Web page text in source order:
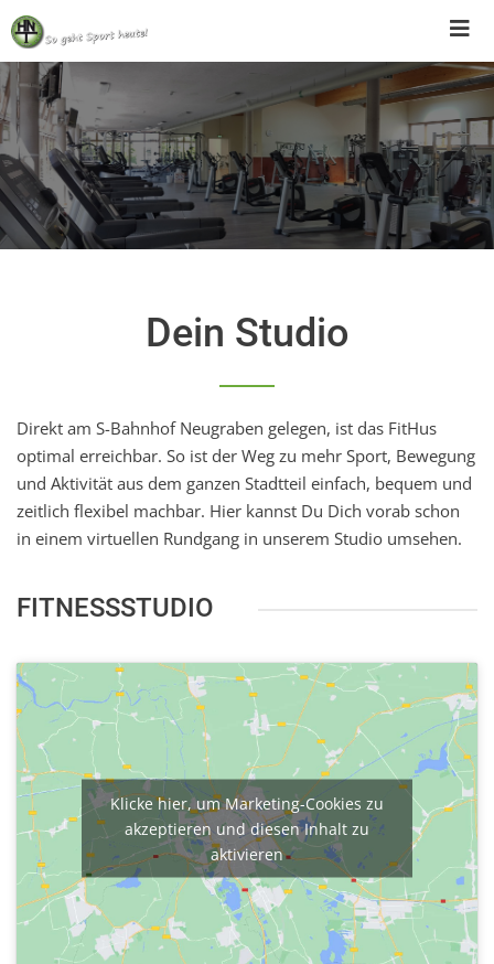
Skip
to
content
Dein Studio
Direkt am S-Bahnhof Neugraben gelegen, ist das FitHus
optimal erreichbar. So ist der Weg zu mehr Sport, Bewegung
und Aktivität aus dem ganzen Stadtteil einfach, bequem und
zeitlich flexibel machbar. Hier kannst Du Dich vorab schon
in einem virtuellen Rundgang in unserem Studio umsehen.
FITNESSSTUDIO
Klicke hier, um Marketing-Cookies zu
akzeptieren und diesen Inhalt zu
aktivieren